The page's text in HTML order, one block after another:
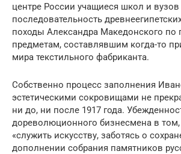
центре России учащиеся школ и
последовательность
походы Александра Македонского
предметам, составлявшим когда-то
мира текстильного фабриканта.
Собственно процесс заполнения
эстетическими сокровищами не
ни до, ни после 1917 года.
дореволюционного бизнесмена в том,
«служить искусству, заботясь о
дополнении собрания памятников